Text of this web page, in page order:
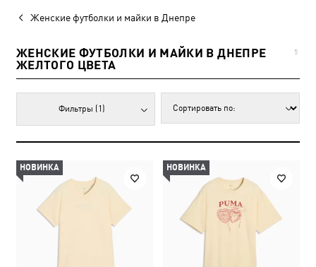
Женские футболки и майки в Днепре
ЖЕНСКИЕ ФУТБОЛКИ И МАЙКИ В ДНЕПРЕ
ЖЕЛТОГО ЦВЕТА
5
Фильтры (1)
НОВИНКА НОВИНКА